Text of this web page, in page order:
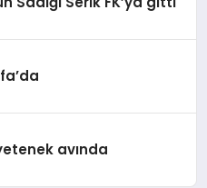
avında